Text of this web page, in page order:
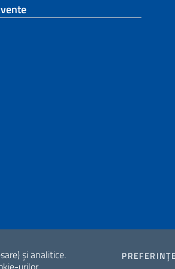
și analitice.